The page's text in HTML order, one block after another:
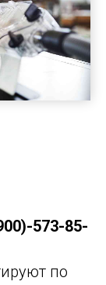
573-85-
по